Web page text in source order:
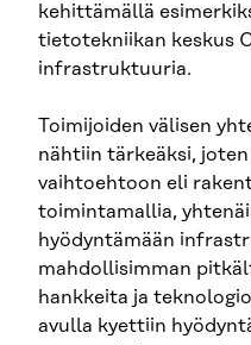
kehittämällä
tietotekniikan keskus
infrastruktuuria.
Toimijoiden välisen
nähtiin tärkeäksi,
vaihtoehtoon eli
toimintamallia,
hyödyntämään
mahdollisimman
hankkeita ja
avulla kyettiin